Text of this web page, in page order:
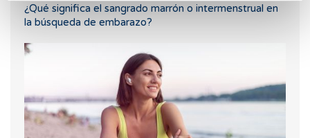
¿Qué significa el sangrado marrón o intermenstrual en
la búsqueda de embarazo?